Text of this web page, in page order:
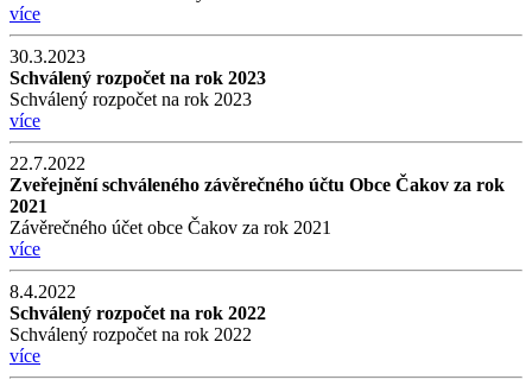
více
30.3.2023
Schválený rozpočet na rok 2023
Schválený rozpočet na rok 2023
více
22.7.2022
Zveřejnění schváleného závěrečného účtu Obce Čakov za rok
2021
Závěrečného účet obce Čakov za rok 2021
více
8.4.2022
Schválený rozpočet na rok 2022
Schválený rozpočet na rok 2022
více